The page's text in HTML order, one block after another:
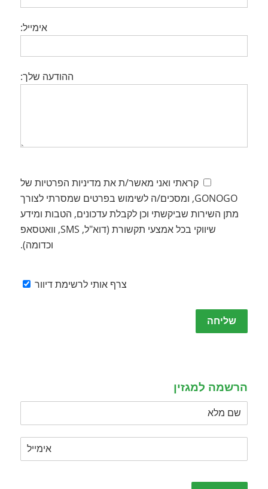
אימייל:
ההודעה שלך:
קראתי ואני מאשר/ת את מדיניות הפרטיות של
GONOGO, ומסכים/ה לשימוש בפרטים שמסרתי לצורך
מתן השירות שביקשתי וכן לקבלת עדכונים, הטבות ומידע
שיווקי בכל אמצעי תקשורת (דוא"ל, SMS, וואטסאפ
וכדומה).
צרף אותי לרשימת דיוור
Please
leave
הרשמה למגזין
Please